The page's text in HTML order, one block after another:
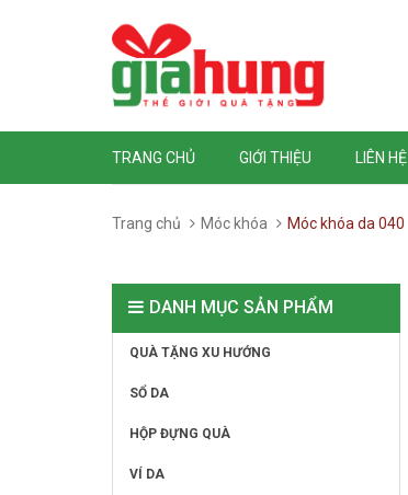
TRANG CHỦ GIỚI THIỆU LIÊN HỆ
Trang chủ Móc khóa Móc khóa da 040
DANH MỤC SẢN PHẨM
QUÀ TẶNG XU HƯỚNG
SỔ DA
HỘP ĐỰNG QUÀ
VÍ DA